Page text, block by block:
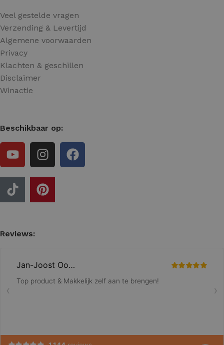
Veel gestelde vragen
Verzending & Levertijd
Algemene voorwaarden
Privacy
Klachten & geschillen
Disclaimer
Winactie
Beschikbaar op:
Reviews: